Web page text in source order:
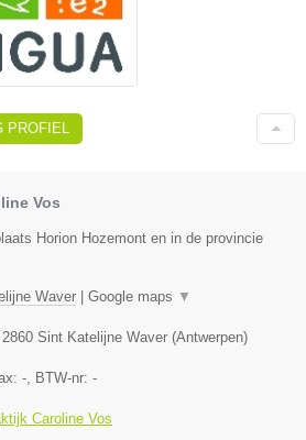
PROFIEL
Vos
Horion Hozemont en in de provincie
Waver Google maps ▼
2860 Sint Katelijne Waver (Antwerpen)
-, BTW-nr: -
Caroline Vos